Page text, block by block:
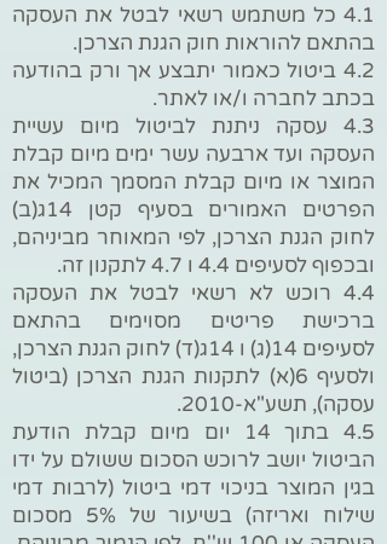
4.1 כל משתמש רשאי לבטל את העסקה
בהתאם להוראות חוק הגנת הצרכן.
4.2 ביטול כאמור יתבצע אך ורק בהודעה
בכתב לחברה ו/או לאתר.
4.3 עסקה ניתנת לביטול מיום עשיית
העסקה ועד ארבעה עשר ימים מיום קבלת
המוצר או מיום קבלת המסמך המכיל את
הפרטים האמורים בסעיף קטן 14ג(ב)
לחוק הגנת הצרכן, לפי המאוחר מביניהם,
ובכפוף לסעיפים 4.4 ו 4.7 לתקנון זה.
4.4 רוכש לא רשאי לבטל את העסקה
ברכישת פריטים מסוימים בהתאם
לסעיפים 14(ג) ו 14ג(ד) לחוק הגנת הצרכן,
ולסעיף 6(א) לתקנות הגנת הצרכן (ביטול
עסקה), תשע"א-2010.
4.5 בתוך 14 יום מיום קבלת הודעת
הביטול יושב לרוכש הסכום ששולם על ידו
בגין המוצר בניכוי דמי ביטול (לרבות דמי
שילוח ואריזה) בשיעור של 5% מסכום